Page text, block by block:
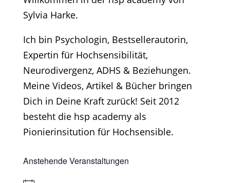
Sylvia Harke.
Ich bin Psychologin, Bestsellerautorin,
Expertin für Hochsensibilität,
Neurodivergenz, ADHS & Beziehungen.
Meine Videos, Artikel & Bücher bringen
Dich in Deine Kraft zurück! Seit 2012
besteht die hsp academy als
Pionierinsitution für Hochsensible.
Anstehende Veranstaltungen